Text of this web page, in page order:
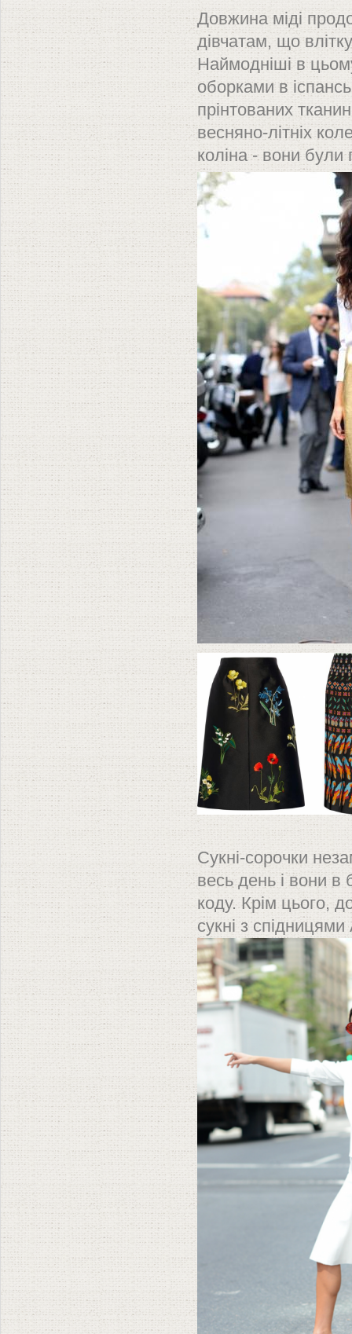
Довжина міді
дівчатам, що
Наймодніші в
оборками в
прінтованих
весняно-літніх
коліна - вони
Сукні-сорочки
весь день і вони в
коду. Крім цього,
сукні з